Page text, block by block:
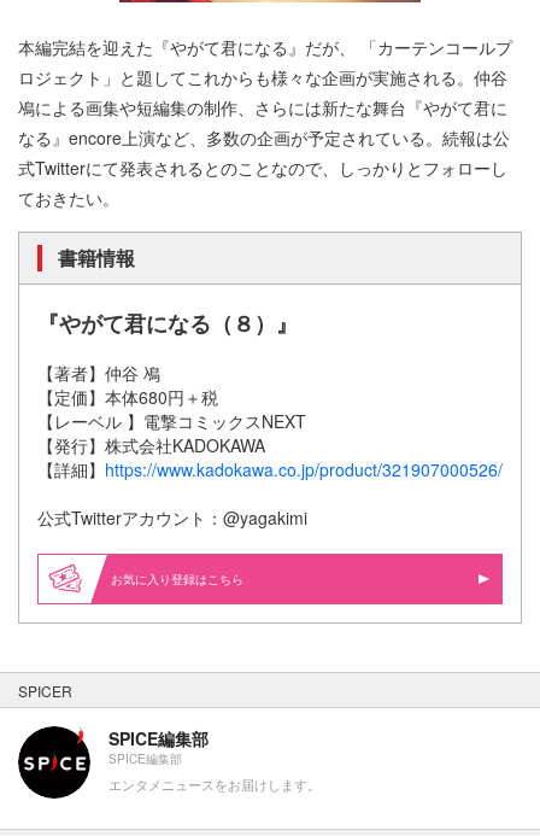
本編完結を迎えた『やがて君になる』だが、 「カーテンコールプ
ロジェクト」と題してこれからも様々な企画が実施される。仲谷
鳰による画集や短編集の制作、さらには新たな舞台『やがて君に
なる』encore上演など、多数の企画が予定されている。続報は公
式Twitterにて発表されるとのことなので、しっかりとフォローし
ておきたい。
書籍情報
『やがて君になる（８）』
【著者】仲谷 鳰
【定価】本体680円＋税
【レーベル 】電撃コミックスNEXT
【発行】株式会社KADOKAWA
【詳細】 https://www.kadokawa.co.jp/product/321907000526/
公式Twitterアカウント：@yagakimi
お気に入り登録はこちら
SPICER
SPICE編集部
SPICE編集部
エンタメニュースをお届けします。